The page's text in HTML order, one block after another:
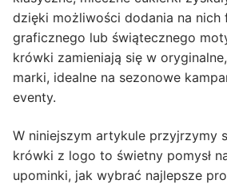
dzięki możliwości dodania na nich
graficznego lub świątecznego
krówki zamieniają się w
marki, idealne na sezonowe
eventy.
W niniejszym artykule przyjrzymy
krówki z logo to świetny pomysł
upominki, jak wybrać najlepsze